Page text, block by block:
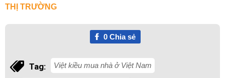
THỊ TRƯỜNG
0Chia sẻ
Tag: Việt kiều mua nhà ở Việt Nam